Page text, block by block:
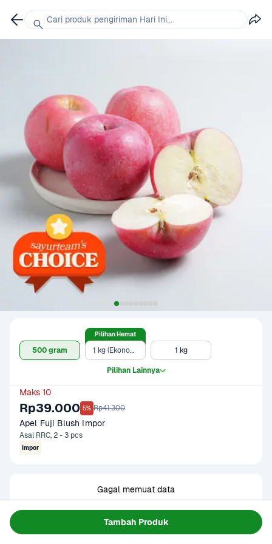
Tambah Produk
500 gram 1 kg (Ekonomis)
Pilihan Hemat
1 kg
Pilihan Lainnya
Maks 10
Rp39.000 5% Rp41.300
Apel Fuji Blush Impor
Asal RRC, 2 - 3 pcs
Impor
Gagal memuat data
Cari produk pengiriman Hari Ini...